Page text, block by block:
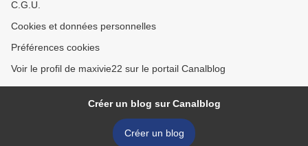
C.G.U.
Cookies et données personnelles
Préférences cookies
Voir le profil de maxivie22 sur le portail Canalblog
Créer un blog sur Canalblog
Créer un blog